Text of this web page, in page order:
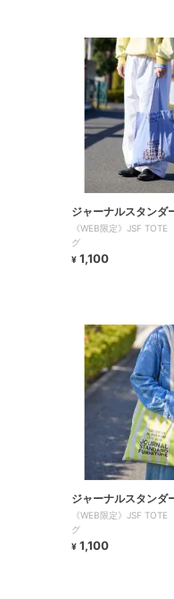
ジャーナルスタンダ
チャー
《WEB限定》JSF
グ
¥ 1,100
ジャーナルスタンダ
チャー
《WEB限定》JSF
グ
¥ 1,100